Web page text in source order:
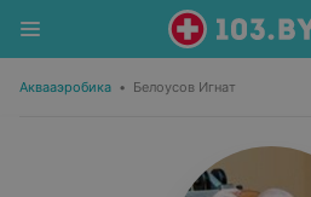
Аквааэробика • Белоусов Игнат